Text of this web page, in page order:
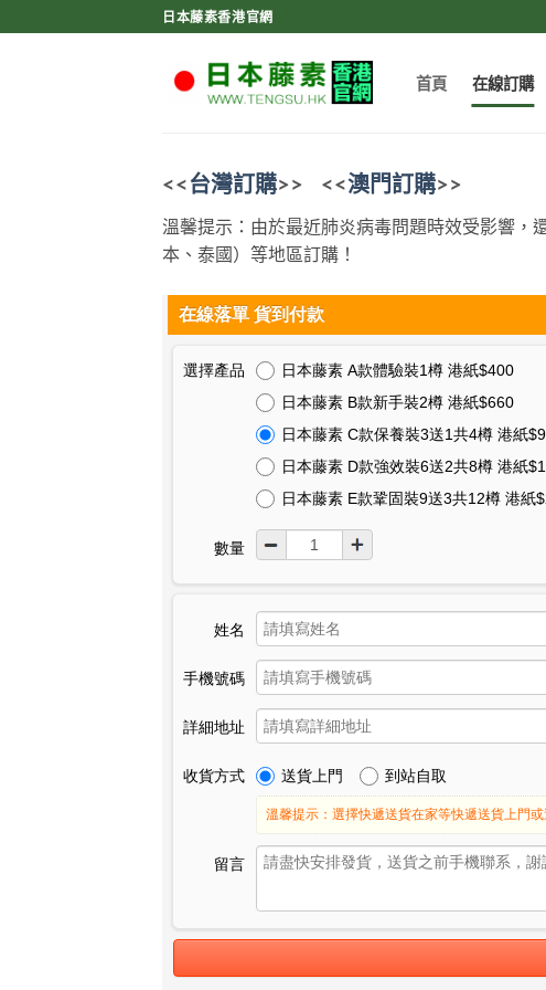
to
日本藤素香港官網
首頁 在線訂購
<<台灣訂購>> <<澳門訂購>>
溫馨提示：由於最近肺炎病毒問題時效受影響，
本、泰國）等地區訂購！